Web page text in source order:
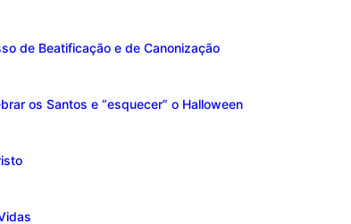
de Beatificação e de Canonização
os Santos e “esquecer” o Halloween